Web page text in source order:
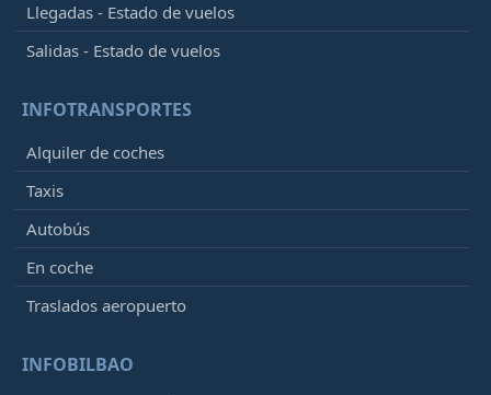
Llegadas - Estado de vuelos
Salidas - Estado de vuelos
INFOTRANSPORTES
Alquiler de coches
Taxis
Autobús
En coche
Traslados aeropuerto
INFOBILBAO